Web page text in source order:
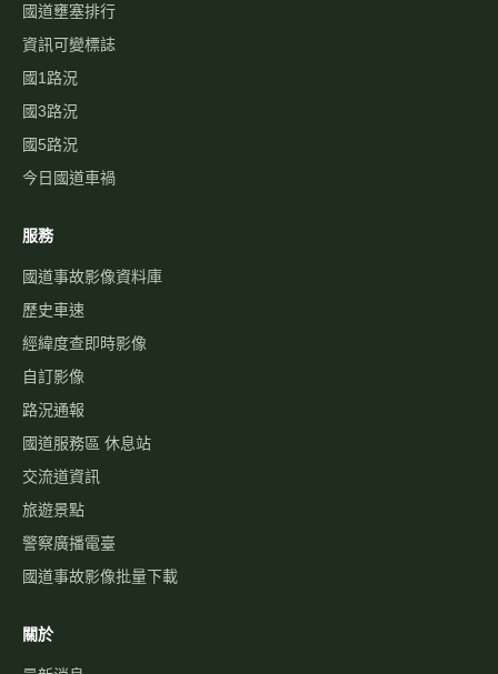
國道壅塞排行
資訊可變標誌
國1路況
國3路況
國5路況
今日國道車禍
服務
國道事故影像資料庫
歷史車速
經緯度查即時影像
自訂影像
路況通報
國道服務區 休息站
交流道資訊
旅遊景點
警察廣播電臺
國道事故影像批量下載
關於